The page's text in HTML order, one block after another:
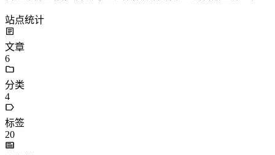
站点统计
文章
6
分类
4
标签
20